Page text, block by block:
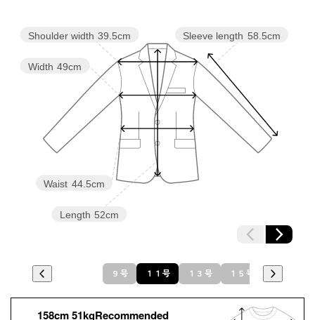
Sleeve length 58.5cm
Length 52cm
Waist 44.5cm
Width 49cm
Shoulder width 39.5cm
９号 １１号 １３号 １５号
158cm 51kgRecommended